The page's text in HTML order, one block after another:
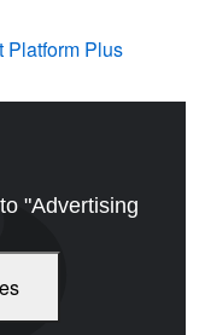
Platform Plus
"Advertising